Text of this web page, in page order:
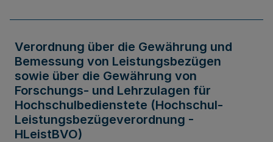
Verordnung über die Gewährung und
Bemessung von Leistungsbezügen
sowie über die Gewährung von
Forschungs- und Lehrzulagen für
Hochschulbedienstete (Hochschul-
Leistungsbezügeverordnung -
HLeistBVO)